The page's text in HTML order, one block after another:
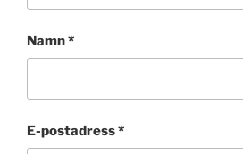
Namn*
E-postadress*